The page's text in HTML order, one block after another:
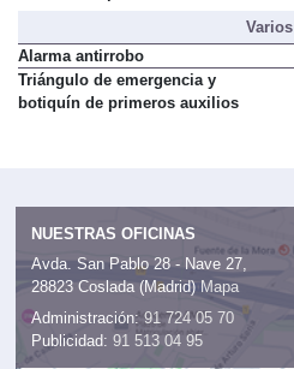
Varios
Alarma antirrobo
Triángulo de emergencia y
botiquín de primeros auxilios
NUESTRAS OFICINAS
Avda. San Pablo 28 - Nave 27,
28823 Coslada (Madrid) Mapa
Administración: 91 724 05 70
Publicidad: 91 513 04 95